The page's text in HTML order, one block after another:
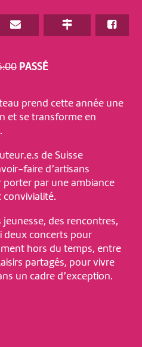
PASSÉ
prend cette année une
et se transforme en
de Suisse
faire d’artisans
porter par une ambiance
des rencontres,
deux concerts pour
hors du temps, entre
partagés, pour vivre
un cadre d’exception.